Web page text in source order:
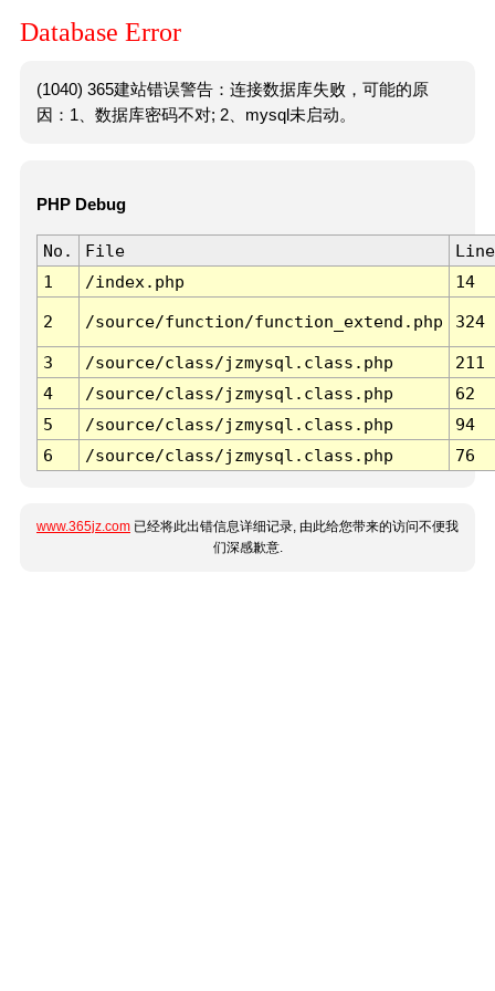
Database Error
(1040) 365建站错误警告：连接数据库失败，可能的原
因：1、数据库密码不对; 2、mysql未启动。
PHP Debug
No. File
Line
1
/index.php 14
2 /source/function/function_extend.php 324
3 /source/class/jzmysql.class.php
211
4
/source/class/jzmysql.class.php
62
5
/source/class/jzmysql.class.php
94
6
/source/class/jzmysql.class.php 76
www.365jz.com 已经将此出错信息详细记录, 由此给您带来的访问不便我
们深感歉意.